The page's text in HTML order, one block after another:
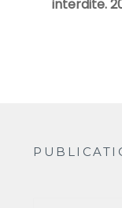
interdite.